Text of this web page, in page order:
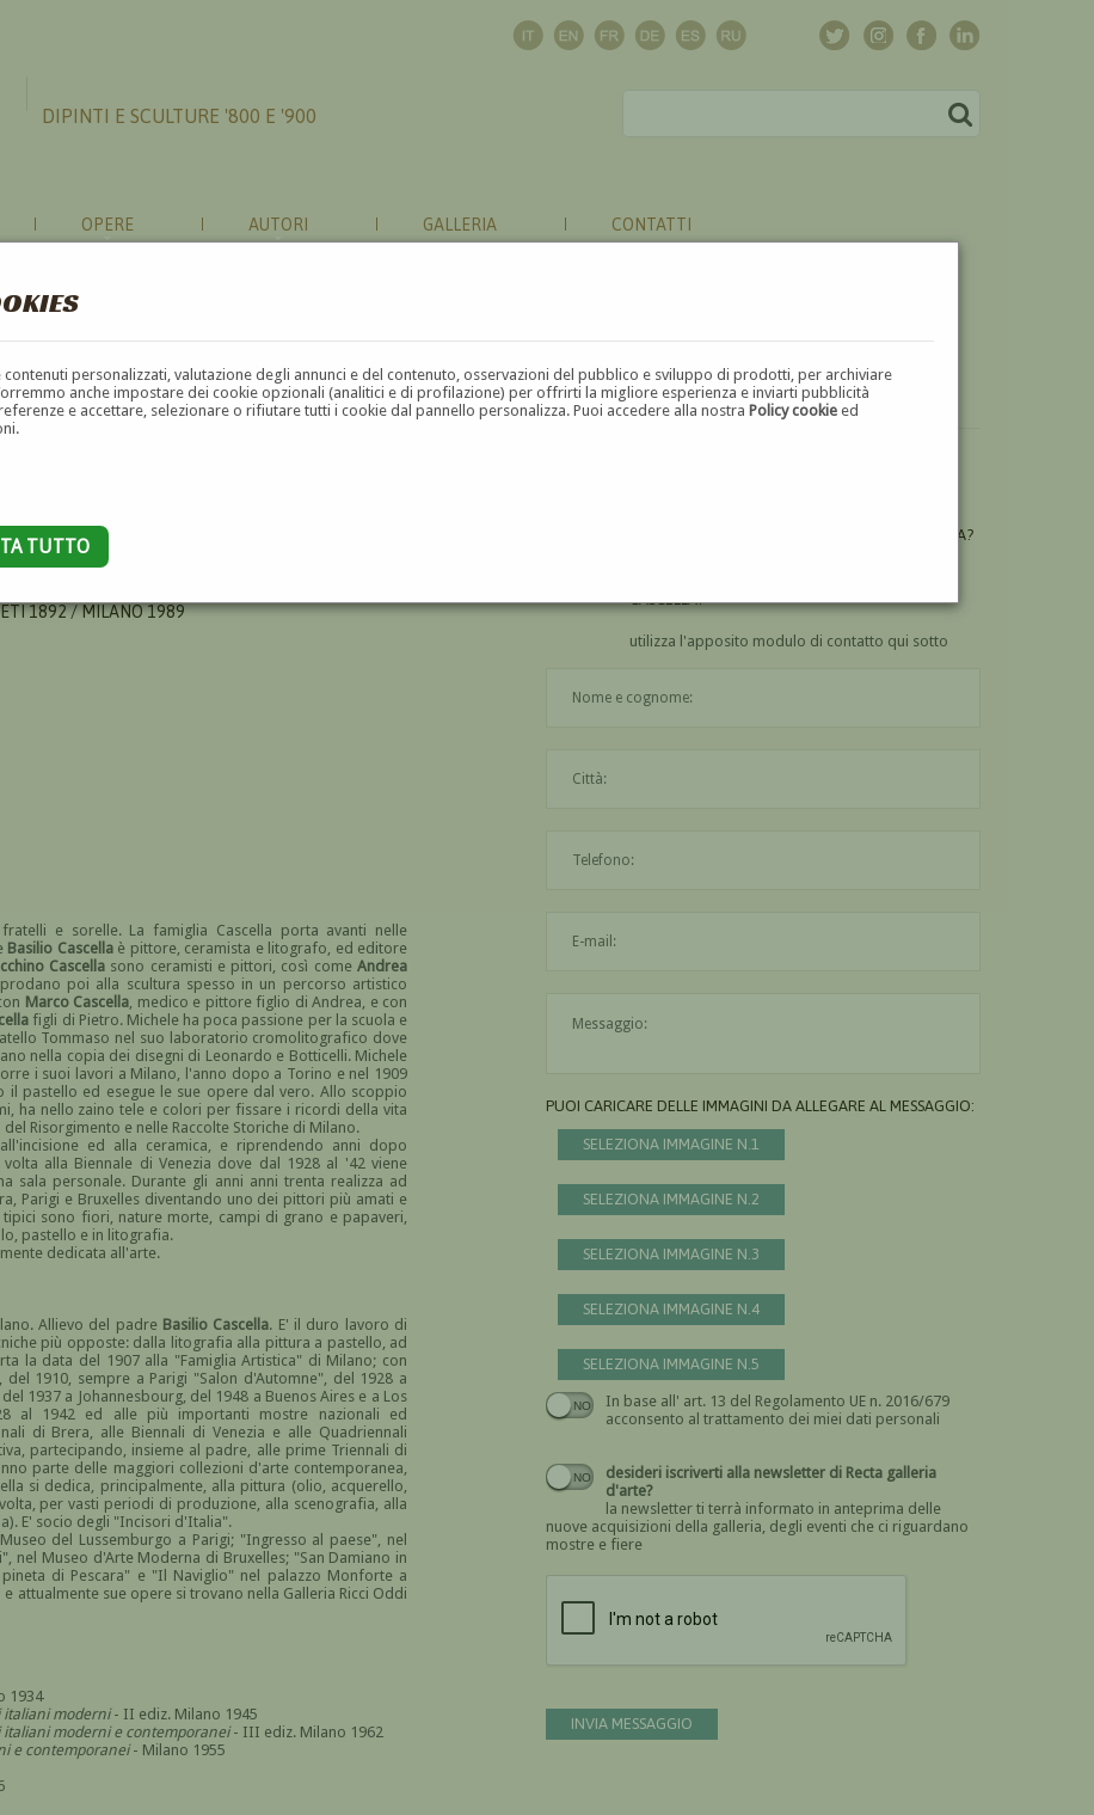
personalizzati, valutazione degli annunci e del contenuto, osservazioni del pubblico e sviluppo di prodotti, per archiviare
anche impostare dei cookie opzionali (analitici e di profilazione) per offrirti la migliore esperienza e inviarti pubblicità
e accettare, selezionare o rifiutare tutti i cookie dal pannello personalizza. Puoi accedere alla nostraPolicy cookie ed
TUTTO
DIPINTI E SCULTURE '800 E '900
OPERE AUTORI GALLERIA CONTATTI
1892 / MILANO 1989
e sorelle. La famiglia Cascella porta avanti nelle
Basilio Cascellaè pittore, ceramista e litografo, ed editore
Cascellasono ceramisti e pittori, così comeAndrea
poi alla scultura spesso in un percorso artistico
Marco Cascella , medico e pittore figlio di Andrea, e con
figli di Pietro. Michele ha poca passione per la scuola e
Tommaso nel suo laboratorio cromolitografico dove
nella copia dei disegni di Leonardo e Botticelli. Michele
i suoi lavori a Milano, l'anno dopo a Torino e nel 1909
il pastello ed esegue le sue opere dal vero. Allo scoppio
ha nello zaino tele e colori per fissare i ricordi della vita
Risorgimento e nelle Raccolte Storiche di Milano.
ed alla ceramica, e riprendendo anni dopo
alla Biennale di Venezia dove dal 1928 al '42 viene
sala personale. Durante gli anni anni trenta realizza ad
Parigi e Bruxelles diventando uno dei pittori più amati e
sono fiori, nature morte, campi di grano e papaveri,
pastello e in litografia.
dedicata all'arte.
Allievo del padre Basilio Cascella. E' il duro lavoro di
più opposte: dalla litografia alla pittura a pastello, ad
la data del 1907 alla "Famiglia Artistica" di Milano; con
1910, sempre a Parigi "Salon d'Automne", del 1928 a
1937 a Johannesbourg, del 1948 a Buenos Aires e a Los
al 1942 ed alle più importanti mostre nazionali ed
di Brera, alle Biennali di Venezia e alle Quadriennali
partecipando, insieme al padre, alle prime Triennali di
parte delle maggiori collezioni d'arte contemporanea,
si dedica, principalmente, alla pittura (olio, acquerello,
per vasti periodi di produzione, alla scenografia, alla
E' socio degli "Incisori d'Italia".
del Lussemburgo a Parigi; "Ingresso al paese", nel
nel Museo d'Arte Moderna di Bruxelles; "San Damiano in
di Pescara" e "Il Naviglio" nel palazzo Monforte a
attualmente sue opere si trovano nella Galleria Ricci Oddi
1934
italiani moderni- II ediz. Milano 1945
moderni e contemporanei- III ediz. Milano 1962
e contemporanei- Milano 1955
UN'OPERA DI MICHELE CASCELLA?
CASCELLA?
utilizza l'apposito modulo di contatto qui sotto
PUOI CARICARE DELLE IMMAGINI DA ALLEGARE AL MESSAGGIO:
SELEZIONA IMMAGINE N.1
SELEZIONA IMMAGINE N.2
SELEZIONA IMMAGINE N.3
SELEZIONA IMMAGINE N.4
SELEZIONA IMMAGINE N.5
In base all' art. 13 del Regolamento UE n. 2016/679
acconsento al trattamento dei miei dati personali
Devi dare il consenso
desideri iscriverti alla newsletter di Recta galleria
d'arte?
la newsletter ti terrà informato in anteprima delle
nuove acquisizioni della galleria, degli eventi che ci riguardano
mostre e fiere
INVIA MESSAGGIO